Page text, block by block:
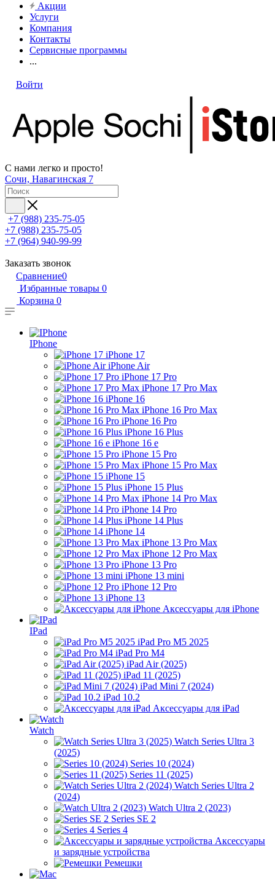
Акции
Услуги
Компания
Контакты
Сервисные программы
...
Войти
С нами легко и просто!
Сочи, Навагинская 7
+7 (988) 235-75-05
+7 (988) 235-75-05
+7 (964) 940-99-99
Заказать звонок
Сравнение0
Избранные товары 0
Корзина 0
IPhone
iPhone 17
iPhone Air
iPhone 17 Pro
iPhone 17 Pro Max
iPhone 16
iPhone 16 Pro Max
iPhone 16 Pro
iPhone 16 Plus
iPhone 16 e
iPhone 15 Pro
iPhone 15 Pro Max
iPhone 15
iPhone 15 Plus
iPhone 14 Pro Max
iPhone 14 Pro
iPhone 14 Plus
iPhone 14
iPhone 13 Pro Max
iPhone 12 Pro Max
iPhone 13 Pro
iPhone 13 mini
iPhone 12 Pro
iPhone 13
Аксессуары для iPhone
IPad
iPad Pro M5 2025
iPad Pro M4
iPad Air (2025)
iPad 11 (2025)
iPad Mini 7 (2024)
iPad 10.2
Аксессуары для iPad
Watch
Watch Series Ultra 3
(2025)
Series 10 (2024)
Series 11 (2025)
Watch Series Ultra 2
(2024)
Watch Ultra 2 (2023)
Series SE 2
Series 4
Аксессуары
и зарядные устройства
Ремешки